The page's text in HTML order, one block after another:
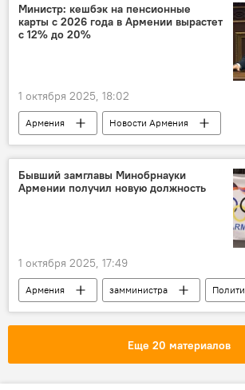
Министр: кешбэк на пенсионные
карты с 2026 года в Армении вырастет
с 12% до 20%
1 октября 2025, 18:02
Армения
Новости Армения
пенсионеры
Общество
Бывший замглавы Минобрнауки
Армении получил новую должность
1 октября 2025, 17:49
Армения замминистра
Новости Армения
Еще 20 материалов